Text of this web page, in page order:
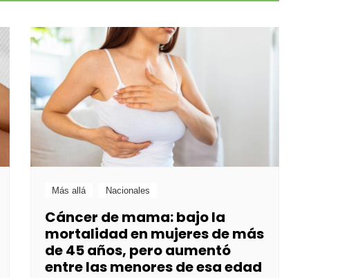
Más allá Nacionales
Cáncer de mama: bajo la
mortalidad en mujeres de más
de 45 años, pero aumentó
entre las menores de esa edad